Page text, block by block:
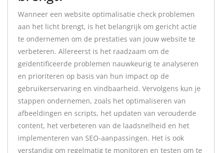
Wanneer een website optimalisatie check problemen
aan het licht brengt, is het belangrijk om gericht actie
te ondernemen om de prestaties van jouw website te
verbeteren. Allereerst is het raadzaam om de
geïdentificeerde problemen nauwkeurig te analyseren
en prioriteren op basis van hun impact op de
gebruikerservaring en vindbaarheid. Vervolgens kun je
stappen ondernemen, zoals het optimaliseren van
afbeeldingen en scripts, het updaten van verouderde
content, het verbeteren van de laadsnelheid en het
implementeren van SEO-aanpassingen. Het is ook
verstandig om regelmatig te monitoren en testen om te